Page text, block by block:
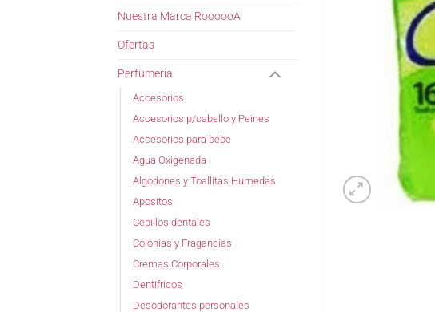
Nuestra Marca RoooooA
Ofertas
Perfumeria
Accesorios
Accesorios p/cabello y Peines
Accesorios para bebe
Agua Oxigenada
Algodones y Toallitas Humedas
Apositos
Cepillos dentales
Colonias y Fragancias
Cremas Corporales
Dentifricos
Desodorantes personales